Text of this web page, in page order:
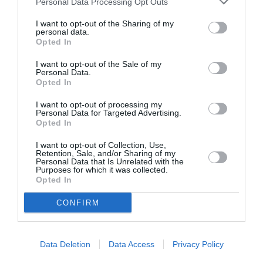
I want to opt-out of the Sharing of my
personal data.
Opted In
I want to opt-out of the Sale of my
Personal Data.
Opted In
I want to opt-out of processing my
Personal Data for Targeted Advertising.
Opted In
I want to opt-out of Collection, Use,
Retention, Sale, and/or Sharing of my
Personal Data that Is Unrelated with the
Purposes for which it was collected.
Opted In
CONFIRM
Data Deletion Data Access Privacy Policy
έχει επιβαρύνει την οικονομική τους κατάσταση.
12%λέει ότι αναγκάστηκε να κάνει
περικοπές στη δική του ζωή για να συνεχίσει να
τους προσφέρει χρήματα. Ωστόσο οι
περισσότεροι επιμένουν ότι δεν άλλαζαν
τίποτα. Όπως είπε ένας παππούς στους Times, σε
βοήθειά τους περισσότερο από ποτέ. «
Επομένως
δεν μπορούμε να μένουμε άπραγοι
⁠Δείτε το σχετικό βίντεο: